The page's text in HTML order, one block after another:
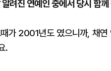
알려진 연예인 중에서 당시 함
가 2001년도 였으니까, 채연
.